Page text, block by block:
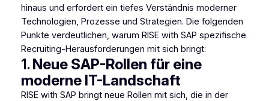
hinaus und erfordert ein tiefes Verständnis moderner
Technologien, Prozesse und Strategien. Die folgenden
Punkte verdeutlichen, warum RISE with SAP spezifische
Recruiting-Herausforderungen mit sich bringt:
1. Neue SAP-Rollen für eine
moderne IT-Landschaft
RISE with SAP bringt neue Rollen mit sich, die in der